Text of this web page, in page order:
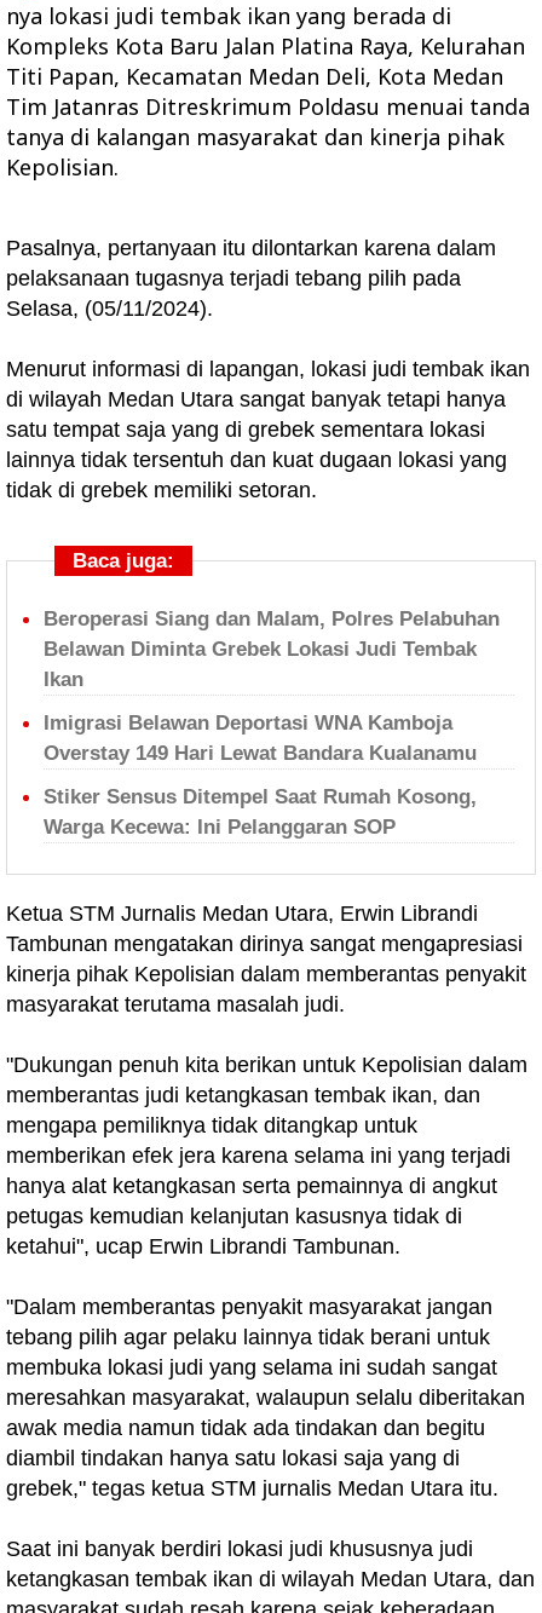
nya lokasi judi tembak ikan yang berada di
Kompleks Kota Baru Jalan Platina Raya, Kelurahan
Titi Papan, Kecamatan Medan Deli, Kota Medan
Tim Jatanras Ditreskrimum Poldasu menuai tanda
tanya di kalangan masyarakat dan kinerja pihak
Kepolisian.
Pasalnya, pertanyaan itu dilontarkan karena dalam
pelaksanaan tugasnya terjadi tebang pilih pada
Selasa, (05/11/2024).
Menurut informasi di lapangan, lokasi judi tembak ikan
di wilayah Medan Utara sangat banyak tetapi hanya
satu tempat saja yang di grebek sementara lokasi
lainnya tidak tersentuh dan kuat dugaan lokasi yang
tidak di grebek memiliki setoran.
Baca juga:
Beroperasi Siang dan Malam, Polres Pelabuhan
Belawan Diminta Grebek Lokasi Judi Tembak
Ikan
Imigrasi Belawan Deportasi WNA Kamboja
Overstay 149 Hari Lewat Bandara Kualanamu
Stiker Sensus Ditempel Saat Rumah Kosong,
Warga Kecewa: Ini Pelanggaran SOP
Ketua STM Jurnalis Medan Utara, Erwin Librandi
Tambunan mengatakan dirinya sangat mengapresiasi
kinerja pihak Kepolisian dalam memberantas penyakit
masyarakat terutama masalah judi.
"Dukungan penuh kita berikan untuk Kepolisian dalam
memberantas judi ketangkasan tembak ikan, dan
mengapa pemiliknya tidak ditangkap untuk
memberikan efek jera karena selama ini yang terjadi
hanya alat ketangkasan serta pemainnya di angkut
petugas kemudian kelanjutan kasusnya tidak di
ketahui", ucap Erwin Librandi Tambunan.
"Dalam memberantas penyakit masyarakat jangan
tebang pilih agar pelaku lainnya tidak berani untuk
membuka lokasi judi yang selama ini sudah sangat
meresahkan masyarakat, walaupun selalu diberitakan
awak media namun tidak ada tindakan dan begitu
diambil tindakan hanya satu lokasi saja yang di
grebek," tegas ketua STM jurnalis Medan Utara itu.
Saat ini banyak berdiri lokasi judi khususnya judi
ketangkasan tembak ikan di wilayah Medan Utara, dan